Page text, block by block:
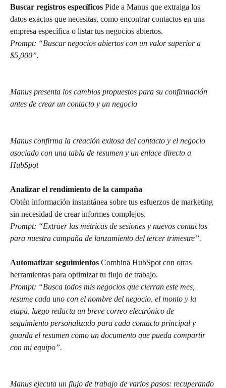
Buscar registros específicos Pide a Manus que extraiga los
datos exactos que necesitas, como encontrar contactos en una
empresa específica o listar tus negocios abiertos.
Prompt: “Buscar negocios abiertos con un valor superior a
$5,000”.
Manus presenta los cambios propuestos para su confirmación
antes de crear un contacto y un negocio
Manus confirma la creación exitosa del contacto y el negocio
asociado con una tabla de resumen y un enlace directo a
HubSpot
Analizar el rendimiento de la campaña
Obtén información instantánea sobre tus esfuerzos de marketing
sin necesidad de crear informes complejos.
Prompt: “Extraer las métricas de sesiones y nuevos contactos
para nuestra campaña de lanzamiento del tercer trimestre”.
Automatizar seguimientos Combina HubSpot con otras
herramientas para optimizar tu flujo de trabajo.
Prompt: “Busca todos mis negocios que cierran este mes,
resume cada uno con el nombre del negocio, el monto y la
etapa, luego redacta un breve correo electrónico de
seguimiento personalizado para cada contacto principal y
guarda el resumen como un documento que pueda compartir
con mi equipo”.
Manus ejecuta un flujo de trabajo de varios pasos: recuperando